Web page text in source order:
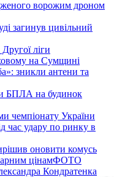
ворожим дроном
загинув цивільний
ліги
на Сумщині
зникли антени та
БПЛА на будинок
чемпіонату України
час удару по ринку в
оновити комусь
цінамФОТО
Кондратенка